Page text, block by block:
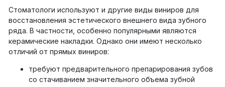
Стоматологи используют и другие виды виниров для
восстановления эстетического внешнего вида зубного
ряда. В частности, особенно популярными являются
керамические накладки. Однако они имеют несколько
отличий от прямых виниров:
требуют предварительного препарирования зубов
со стачиванием значительного объема зубной